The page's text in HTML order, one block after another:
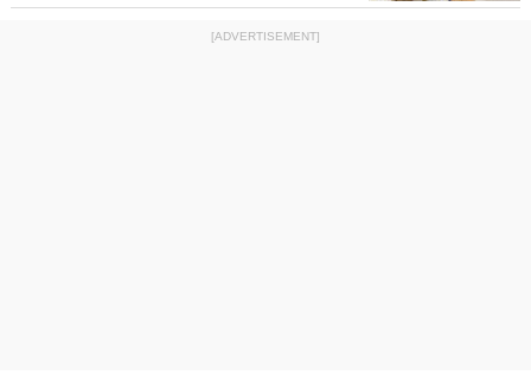
[ADVERTISEMENT]